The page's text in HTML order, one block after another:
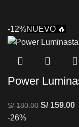
-12%NUEVO 🔥
Power
S/180.00 S/159.00
-26%